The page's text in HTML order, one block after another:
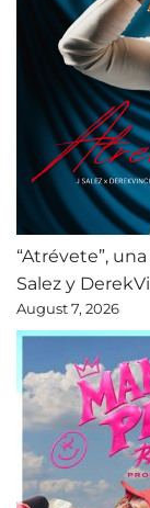
“Atrévete”,
Salez y
August 7, 2026